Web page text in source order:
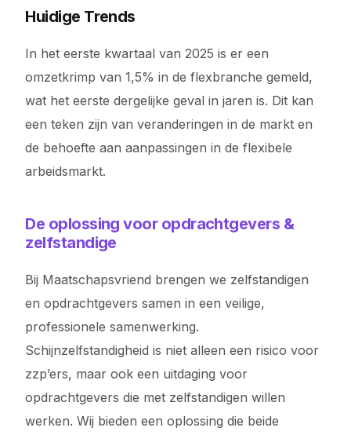
Huidige Trends
In het eerste kwartaal van 2025 is er een
omzetkrimp van 1,5% in de flexbranche gemeld,
wat het eerste dergelijke geval in jaren is. Dit kan
een teken zijn van veranderingen in de markt en
de behoefte aan aanpassingen in de flexibele
arbeidsmarkt.
De oplossing voor opdrachtgevers &
zelfstandige
Bij Maatschapsvriend brengen we zelfstandigen
en opdrachtgevers samen in een veilige,
professionele samenwerking.
Schijnzelfstandigheid is niet alleen een risico voor
zzp’ers, maar ook een uitdaging voor
opdrachtgevers die met zelfstandigen willen
werken. Wij bieden een oplossing die beide